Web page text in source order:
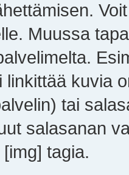
Muussa
linkittää kuvia
tai
salasanan
tagia.